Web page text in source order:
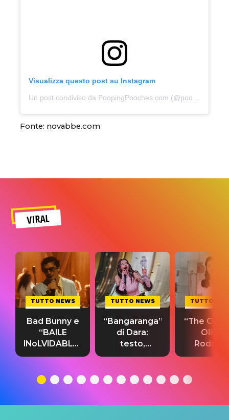
Visualizza questo post su Instagram
Fonte: novabbe.com
VIRAL
TUTTO NEWS
Bad Bunny e
“BAILE
INoLVIDABLE”:
testo,
significato
TUTTO NEWS
“Bangaranga”
di Dara:
testo,
traduzione e
del singolo
TUTTO
“The
Olivia
testo,